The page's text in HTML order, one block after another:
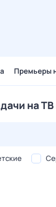
Премьеры
на ТВ